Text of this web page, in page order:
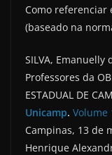
Como referenciar
(baseado na
SILVA, Emanuelly
Professores da
ESTADUAL DE
Unicamp. Volume
Campinas, 13 de
Henrique